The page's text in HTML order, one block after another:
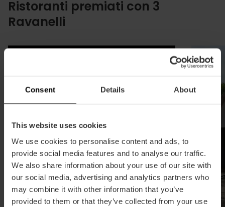
Consent Details About
This website uses cookies
We use cookies to personalise content and ads, to
provide social media features and to analyse our traffic.
We also share information about your use of our site with
our social media, advertising and analytics partners who
may combine it with other information that you’ve
provided to them or that they’ve collected from your use
Ristoranti premiati con 3
Ravanelli